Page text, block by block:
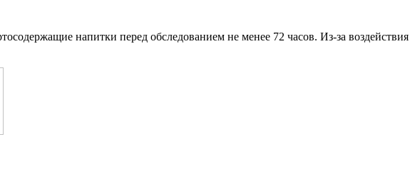
напитки перед обследованием не менее 72 часов. Из-за воздействия